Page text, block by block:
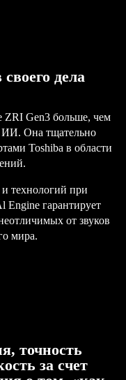
дела
Gen3 больше, чем
Она тщательно
Toshiba в области
и технологий при
гарантирует
от звуков
мира.
точность
за счет